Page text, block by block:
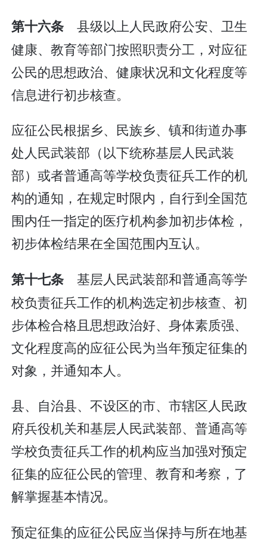
第十六条 县级以上人民政府公安、卫生
健康、教育等部门按照职责分工，对应征
公民的思想政治、健康状况和文化程度等
信息进行初步核查。
应征公民根据乡、民族乡、镇和街道办事
处人民武装部（以下统称基层人民武装
部）或者普通高等学校负责征兵工作的机
构的通知，在规定时限内，自行到全国范
围内任一指定的医疗机构参加初步体检，
初步体检结果在全国范围内互认。
第十七条 基层人民武装部和普通高等学
校负责征兵工作的机构选定初步核查、初
步体检合格且思想政治好、身体素质强、
文化程度高的应征公民为当年预定征集的
对象，并通知本人。
县、自治县、不设区的市、市辖区人民政
府兵役机关和基层人民武装部、普通高等
学校负责征兵工作的机构应当加强对预定
征集的应征公民的管理、教育和考察，了
解掌握基本情况。
预定征集的应征公民应当保持与所在地基